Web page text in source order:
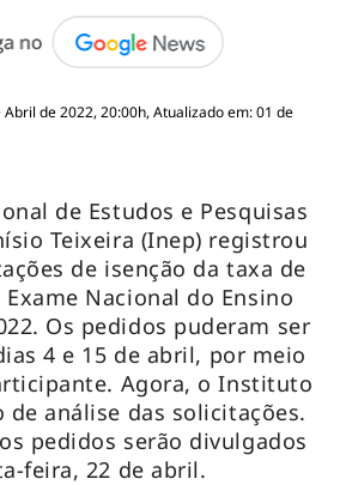
de 2022, 20:00h, Atualizado em: 01 de
de Estudos e Pesquisas
Teixeira (Inep) registrou
de isenção da taxa de
Nacional do Ensino
Os pedidos puderam ser
4 e 15 de abril, por meio
Agora, o Instituto
de análise das solicitações.
pedidos serão divulgados
feira, 22 de abril.